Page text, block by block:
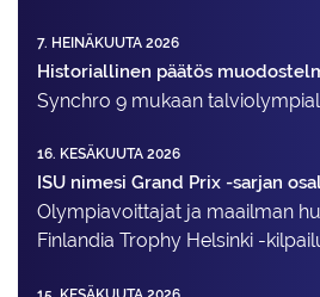
7. HEINÄKUUTA 2026
Historiallinen päätös
Synchro 9 mukaan
16. KESÄKUUTA 2026
ISU nimesi Grand Prix -sarjan
Olympiavoittajat ja maailman
Finlandia Trophy Helsinki -